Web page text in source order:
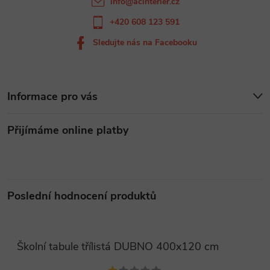
Informace pro vás
Přijímáme online platby
Poslední hodnocení produktů
Školní tabule třílistá DUBNO 400x120 cm
+420 608 123 591
Sledujte nás na Facebooku